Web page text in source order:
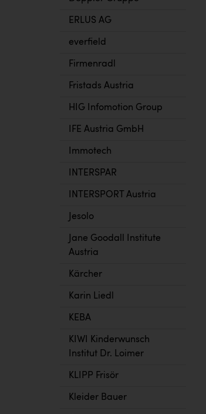
ERLUS AG
everfield
Firmenradl
Fristads Austria
HIG Infomotion Group
IFE Austria GmbH
Immotech
INTERSPAR
INTERSPORT Austria
Jesolo
Jane Goodall Institute
Austria
Kärcher
Karin Liedl
KEBA
KIWI Kinderwunsch
Institut Dr. Loimer
KLIPP Frisör
Kleider Bauer